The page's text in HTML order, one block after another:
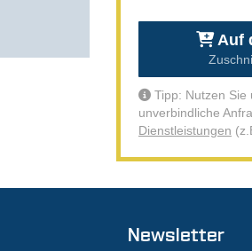
Auf
Tipp: Nutzen Sie
unverbindliche
Dienstleistungen
Newsletter